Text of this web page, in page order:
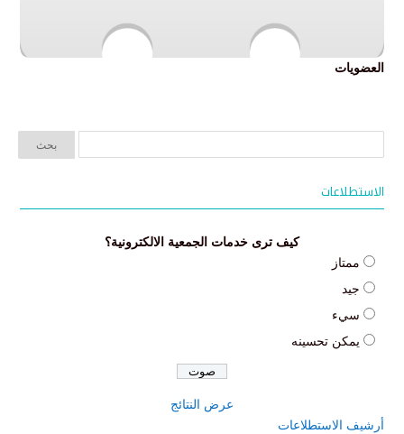
العضويات
الاستطلاعات
كيف ترى خدمات الجمعية الالكترونية؟
ممتاز
جيد
سيء
يمكن تحسينه
عرض النتائج
أرشيف الاستطلاعات